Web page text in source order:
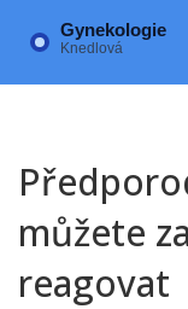
můžete
reagovat